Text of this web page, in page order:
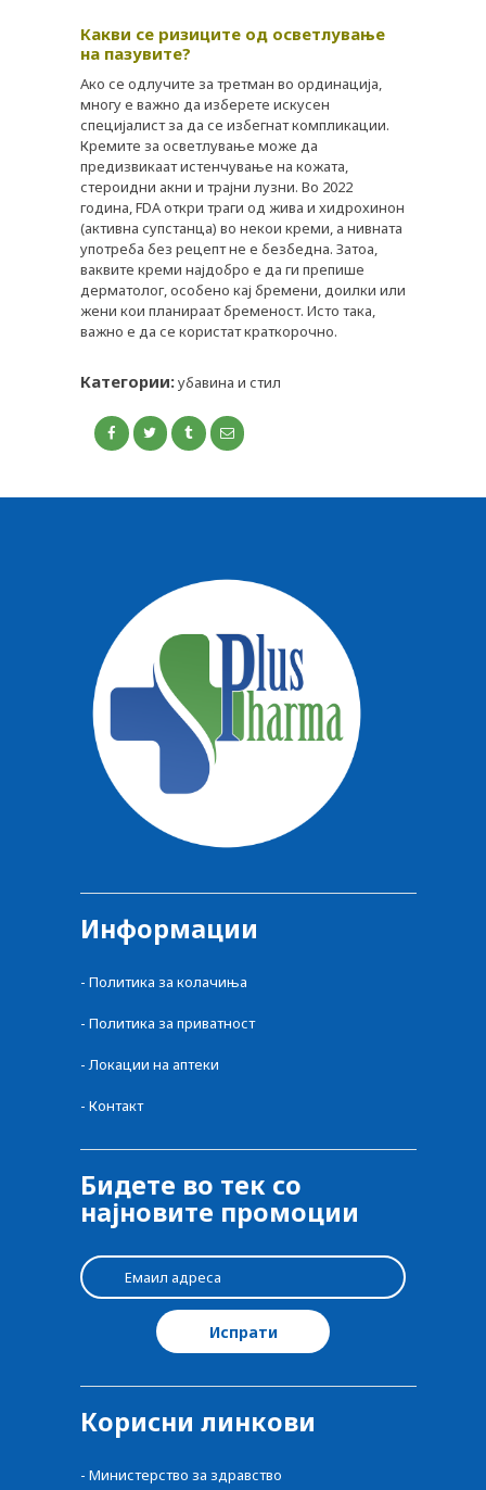
Какви се ризиците од осветлување
на пазувите?
Ако се одлучите за третман во ординација,
многу е важно да изберете искусен
специјалист за да се избегнат компликации.
Кремите за осветлување може да
предизвикаат истенчување на кожата,
стероидни акни и трајни лузни. Во 2022
година, FDA откри траги од жива и хидрохинон
(активна супстанца) во некои креми, а нивната
употреба без рецепт не е безбедна. Затоа,
ваквите креми најдобро е да ги препише
дерматолог, особено кај бремени, доилки или
жени кои планираат бременост. Исто така,
важно е да се користат краткорочно.
Категории:убавина и стил
Информации
- Политика за колачиња
- Политика за приватност
- Локации на аптеки
- Контакт
Бидете во тек со
најновите промоции
Корисни линкови
- Министерство за здравство